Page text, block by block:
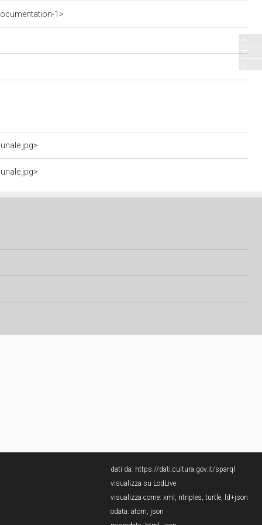
1>
dati da: https://dati.cultura.gov.it/sparql
visualizza su LodLive
visualizza come: xml , ntriples, turtle, ld+json
odata: atom, json